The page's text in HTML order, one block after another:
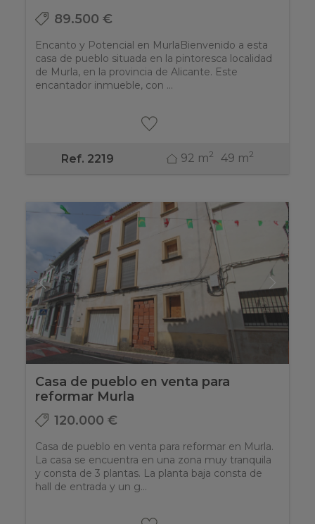
89.500 €
Encanto y Potencial en MurlaBienvenido a esta
casa de pueblo situada en la pintoresca localidad
de Murla, en la provincia de Alicante. Este
encantador inmueble, con ...
Ref. 2219 92 m2 49 m2
Casa de pueblo en venta para
reformar Murla
120.000 €
Casa de pueblo en venta para reformar en Murla.
La casa se encuentra en una zona muy tranquila
y consta de 3 plantas. La planta baja consta de
hall de entrada y un g...